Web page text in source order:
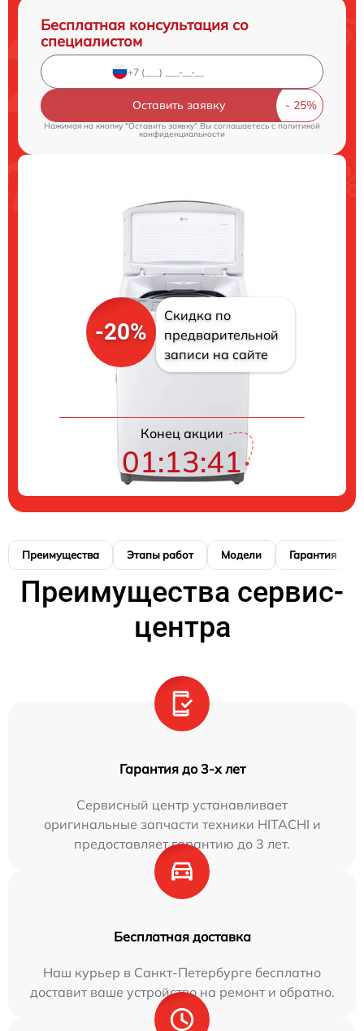
Бесплатная консультация со
специалистом
Оставить заявку
Нажимая на кнопку "Оставить заявку" Вы соглашаетесь cполитикой
конфиденциальности
-20%
Скидка по
предварительной
записи на сайте
Конец акции
01:13:40
Преимущества Этапы работ Модели Гарантия
Преимущества сервис-
центра
Гарантия до 3-х лет
Сервисный центр устанавливает
оригинальные запчасти техники HITACHI и
предоставляет гарантию до 3 лет.
Бесплатная доставка
Наш курьер в Санкт-Петербурге бесплатно
доставит ваше устройство на ремонт и обратно.